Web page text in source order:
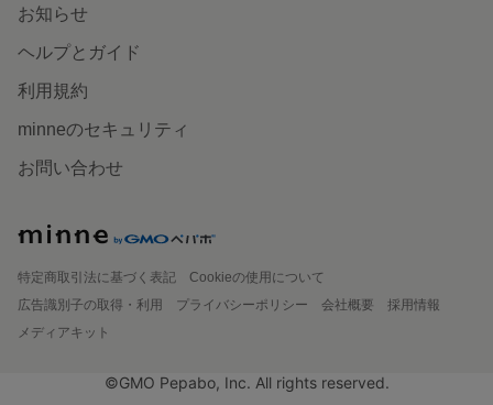
お知らせ
ヘルプとガイド
利用規約
minneのセキュリティ
お問い合わせ
特定商取引法に基づく表記
Cookieの使用について
広告識別子の取得・利用
プライバシーポリシー 会社概要
採用情報
メディアキット
©GMO Pepabo, Inc. All rights reserved.